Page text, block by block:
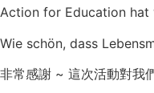
Action for Education hat
Wie schön, dass
非常感謝 ~ 這次活動對我